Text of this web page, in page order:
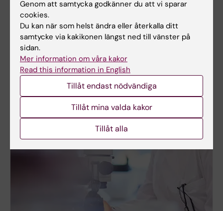
evenemang.
Hör av dig till oss på Development Office, så hjälper
vi dig med din gåva som gör skillnad – idag och för
kommande generationer.
Genom att samtycka godkänner du att vi sparar
cookies.
Du kan när som helst ändra eller återkalla ditt
samtycke via kakikonen längst ned till vänster på
sidan.
Mer information om våra kakor
Read this information in English
Tillåt endast nödvändiga
Tillåt mina valda kakor
Tillåt alla